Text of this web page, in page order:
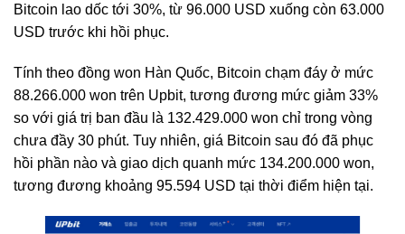
Bitcoin lao dốc tới 30%, từ 96.000 USD xuống còn 63.000
USD trước khi hồi phục.
Tính theo đồng won Hàn Quốc, Bitcoin chạm đáy ở mức
88.266.000 won trên Upbit, tương đương mức giảm 33%
so với giá trị ban đầu là 132.429.000 won chỉ trong vòng
chưa đầy 30 phút. Tuy nhiên, giá Bitcoin sau đó đã phục
hồi phần nào và giao dịch quanh mức 134.200.000 won,
tương đương khoảng 95.594 USD tại thời điểm hiện tại.